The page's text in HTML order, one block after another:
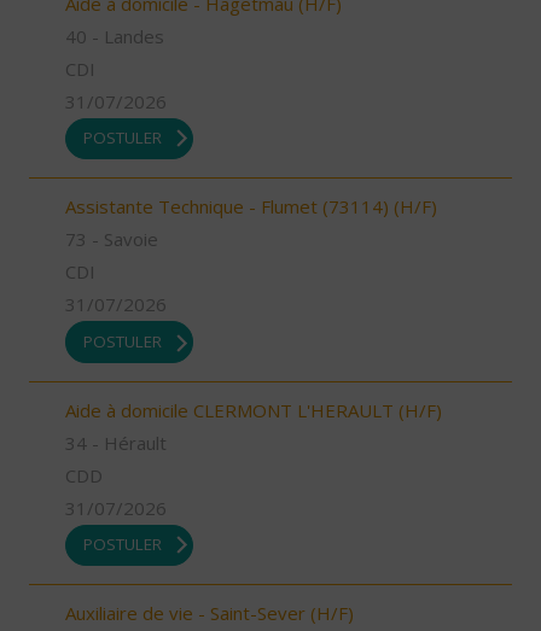
40 - Landes
CDI
31/07/2026
POSTULER
Assistante Technique - Flumet (73114) (H/F)
73 - Savoie
CDI
31/07/2026
POSTULER
Aide à domicile CLERMONT L'HERAULT (H/F)
34 - Hérault
CDD
31/07/2026
POSTULER
Auxiliaire de vie - Saint-Sever (H/F)